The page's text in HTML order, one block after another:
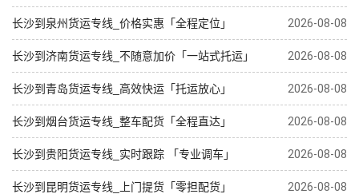
长沙到泉州货运专线_价格实惠「全程定位」 2026-08-08
长沙到济南货运专线_不随意加价「一站式托运」 2026-08-08
长沙到青岛货运专线_高效快运「托运放心」 2026-08-08
长沙到烟台货运专线_整车配货「全程直达」 2026-08-08
长沙到贵阳货运专线_实时跟踪 「专业调车」 2026-08-08
长沙到昆明货运专线_上门提货「零担配货」 2026-08-08